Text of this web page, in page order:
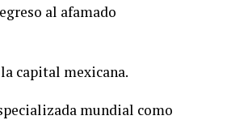
al afamado
capital mexicana.
mundial como